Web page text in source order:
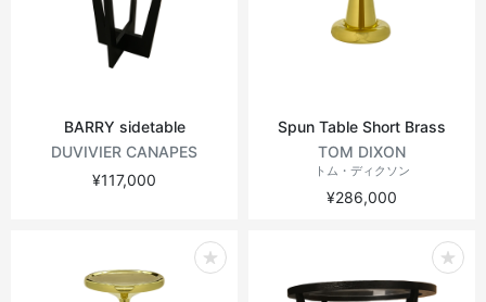
BARRY sidetable
DUVIVIER CANAPES
¥117,000
Spun Table Short Brass
TOM DIXON
トム・ディクソン
¥286,000